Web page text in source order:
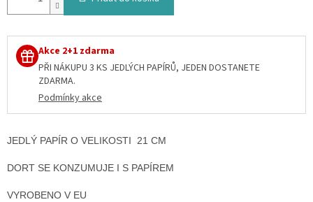
Akce 2+1 zdarma
PŘI NÁKUPU 3 KS JEDLÝCH PAPÍRŮ, JEDEN DOSTANETE
ZDARMA.
Podmínky akce
JEDLÝ PAPÍR O VELIKOSTI 21 CM
DORT SE KONZUMUJE I S PAPÍREM
VYROBENO V EU